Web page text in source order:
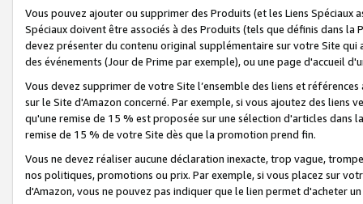
Vous pouvez ajouter ou supprimer des Produits (et les Liens
Spéciaux doivent être associés à des Produits (tels que définis dans
devez présenter du contenu original supplémentaire sur votre Site qui
des événements (Jour de Prime par exemple), ou une page d'accueil
Vous devez supprimer de votre Site l’ensemble des liens et
sur le Site d'Amazon concerné. Par exemple, si vous ajoutez des
qu'une remise de 15 % est proposée sur une sélection d'articles
remise de 15 % de votre Site dès que la promotion prend fin.
Vous ne devez réaliser aucune déclaration inexacte, trop vague,
nos politiques, promotions ou prix. Par exemple, si vous placez sur
d'Amazon, vous ne pouvez pas indiquer que le lien permet d'acheter